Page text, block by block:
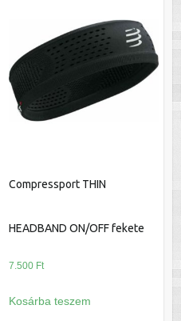
Compressport THIN
HEADBAND ON/OFF fekete
7.500 Ft
Kosárba teszem